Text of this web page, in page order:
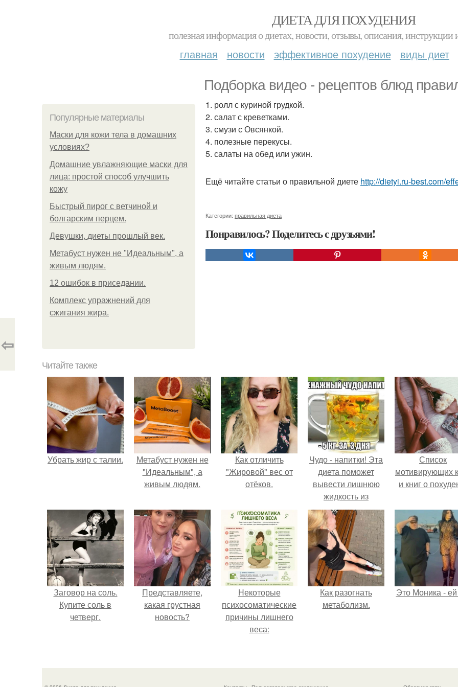
ДИЕТА ДЛЯ ПОХУДЕНИЯ
полезная информация о диетах, новости, отзывы, описания, инструкции
главная новости эффективное похудение виды диет
Подборка видео - рецептов блюд
Популярные материалы
Маски для кожи тела в домашних
условиях?
Домашние увлажняющие маски для
лица: простой способ улучшить
кожу
Быстрый пирог с ветчиной и
болгарским перцем.
Девушки, диеты прошлый век.
Метабуст нужен не "Идеальным", а
живым людям.
12 ошибок в приседании.
Комплекс упражнений для
сжигания жира.
1. ролл с куриной грудкой.
2. салат с креветками.
3. смузи с Овсянкой.
4. полезные перекусы.
5. салаты на обед или ужин.
Ещё читайте статьи о правильной диете http://dietyi.ru-best.com/
Категории: правильная диета
Понравилось? Поделитесь с друзьями!
⇦
Читайте также
Убрать жир с талии.
Метабуст нужен не
"Идеальным", а
живым людям.
Как отличить
"Жировой" вес от
отёков.
Чудо - напитки! Эта
диета поможет
вывести лишнюю
жидкость из
организма и
моментально
похудеть!
Список
мотивирующих
и книг о
Заговор на соль.
Купите соль в
четверг.
Представляете,
какая грустная
новость?
Некоторые
психосоматические
причины лишнего
веса:
Как разогнать
метаболизм.
Это Моника -